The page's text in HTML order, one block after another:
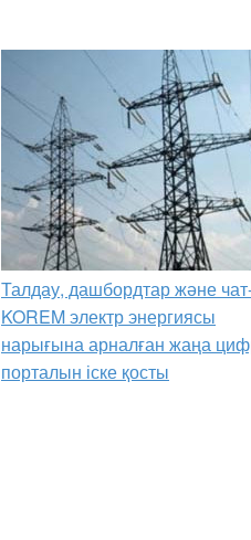
Талдау, дашбордтар және
KOREM электр энергиясы
нарығына арналған жаңа
порталын іске қосты